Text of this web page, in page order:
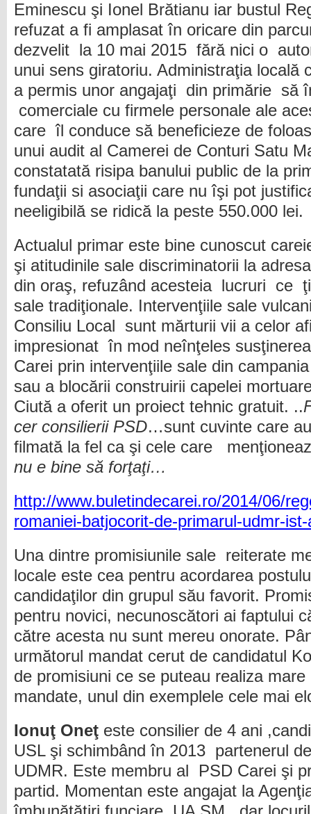
Eminescu şi Ionel Brătianu iar bustul
refuzat a fi amplasat în oricare din
dezvelit la 10 mai 2015 fără nici o
unui sens giratoriu. Administraţia locală
a permis unor angajaţi din primărie să
comerciale cu firmele personale ale
care îl conduce să beneficieze de
unui audit al Camerei de Conturi Satu
constatată risipa banului public de la
fundaţii si asociaţii care nu îşi pot
neeligibilă se ridică la peste 550.000 lei.
Actualul primar este bine cunoscut
şi atitudinile sale discriminatorii la
din oraş, refuzând acesteia lucruri ce
sale tradiţionale. Intervenţiile sale
Consiliu Local sunt mărturii vii a celor
impresionat în mod neînţeles
Carei prin intervenţiile sale din
sau a blocării construirii capelei
Ciută a oferit un proiect tehnic gratuit. ..
cer consilierii PSD…sunt cuvinte care
filmată la fel ca şi cele care
nu e bine să forţaţi…
http://www.buletindecarei.ro/2014/06/
romaniei-batjocorit-de-primarul-udmr-
Una dintre promisiunile sale reiterate
locale este cea pentru acordarea
candidaţilor din grupul său favorit.
pentru novici, necunoscători ai faptului
către acesta nu sunt mereu onorate.
următorul mandat cerut de candidatul
de promisiuni ce se puteau realiza
mandate, unul din exemplele cele mai
Ionuţ Oneţ este consilier de 4 ani
USL şi schimbând în 2013 partenerul
UDMR. Este membru al PSD Carei şi
partid. Momentan este angajat la